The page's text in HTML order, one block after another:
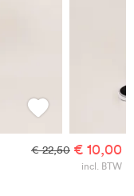
€ 22,50 € 10,00
incl. BTW